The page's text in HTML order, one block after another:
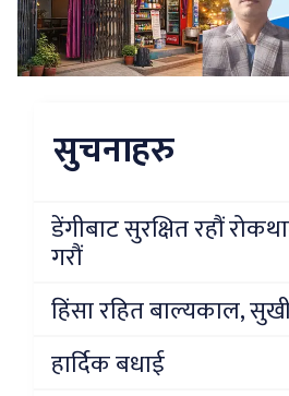
सुचनाहरु
डेंगीबाट सुरक्षित रहौं
गरौं
हिंसा रहित बाल्यकाल,
हार्दिक बधाई